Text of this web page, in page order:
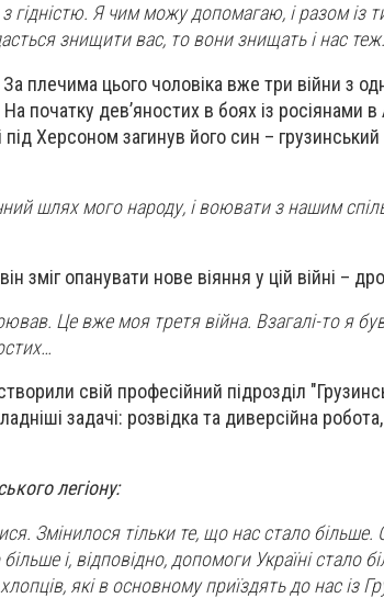
гідністю. Я чим можу допомагаю, і разом із
знищити вас, то вони знищать і нас теж.
плечима цього чоловіка вже три війни з
початку дев’яностих в боях із росіянами в
під Херсоном загинув його син –
шлях мого народу, і воювати з нашим
зміг опанувати нове віяння у цій війні –
Це вже моя третя війна. Взагалі-то я
свій професійний підрозділ
задачі: розвідка та диверсійна
легіону:
Змінилося тільки те, що нас стало більше.
і, відповідно, допомоги Україні стало
які в основному приїздять до нас із